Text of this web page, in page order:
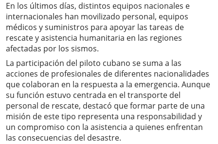
En los últimos días, distintos equipos nacionales e
internacionales han movilizado personal, equipos
médicos y suministros para apoyar las tareas de
rescate y asistencia humanitaria en las regiones
afectadas por los sismos.
La participación del piloto cubano se suma a las
acciones de profesionales de diferentes nacionalidades
que colaboran en la respuesta a la emergencia. Aunque
su función estuvo centrada en el transporte del
personal de rescate, destacó que formar parte de una
misión de este tipo representa una responsabilidad y
un compromiso con la asistencia a quienes enfrentan
las consecuencias del desastre.